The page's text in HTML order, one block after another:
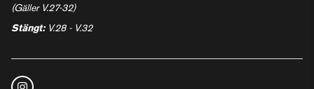
(Gäller V.27-32)
Stängt: V.28 - V.32